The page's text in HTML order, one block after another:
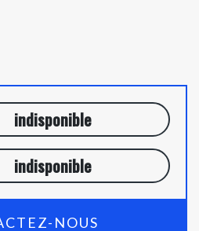
indisponible
indisponible
NOUS